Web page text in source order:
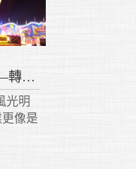
2021心動工作坊進階研習—轉動吧！心靈！
光明
像是